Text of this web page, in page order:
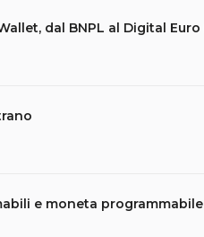
dal BNPL al Digital Euro
e moneta programmabile